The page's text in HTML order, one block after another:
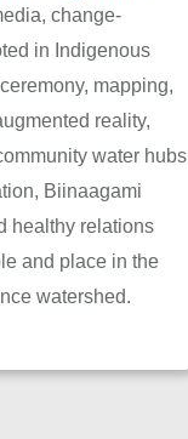
change-
in Indigenous
mapping,
reality,
water hubs
Biinaagami
healthy relations
and place in the
watershed.